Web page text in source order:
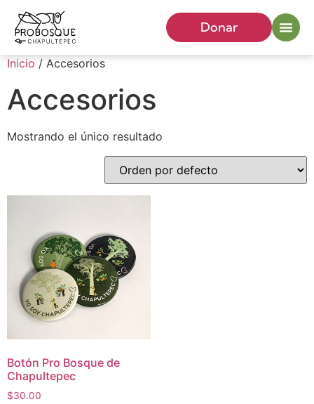
Donar
Inicio / Accesorios
Accesorios
Mostrando el único resultado
Botón Pro Bosque de
Chapultepec
$30.00